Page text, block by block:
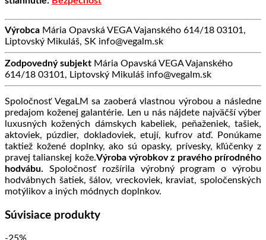
Výrobca Mária Opavská VEGA Vajanského 614/18 03101,
Liptovský Mikuláš, SK info@vegalm.sk
Zodpovedný subjekt Mária Opavská VEGA Vajanského
614/18 03101, Liptovský Mikuláš info@vegalm.sk
Spoločnosť VegaLM sa zaoberá vlastnou výrobou a následne
predajom koženej galantérie. Len u nás nájdete najväčší výber
luxusných kožených dámskych kabeliek, peňaženiek, tašiek,
aktoviek, púzdier, dokladoviek, etují, kufrov atď. Ponúkame
taktiež kožené doplnky, ako sú opasky, prívesky, kľúčenky z
pravej talianskej kože.Výroba výrobkov z pravého prírodného
hodvábu. Spoločnosť rozšírila výrobný program o výrobu
hodvábnych šatiek, šálov, vreckoviek, kraviat, spoločenských
motýlikov a iných módnych doplnkov.
Súvisiace produkty